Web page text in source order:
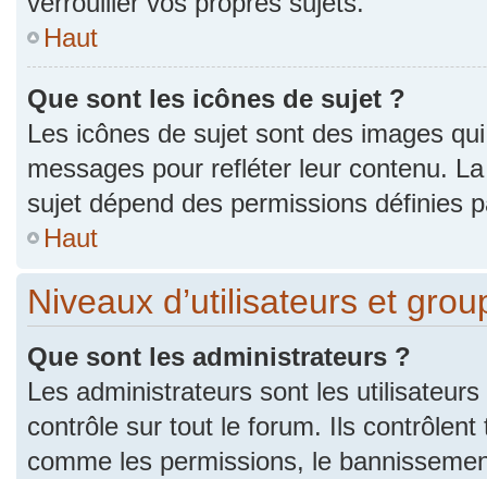
Haut
Que sont les icônes de sujet ?
Les icônes de sujet sont des images
messages pour refléter leur contenu.
sujet dépend des permissions définies
Haut
Niveaux d’utilisateurs et
Que sont les administrateurs ?
Les administrateurs sont les
contrôle sur tout le forum. Ils
comme les permissions, le